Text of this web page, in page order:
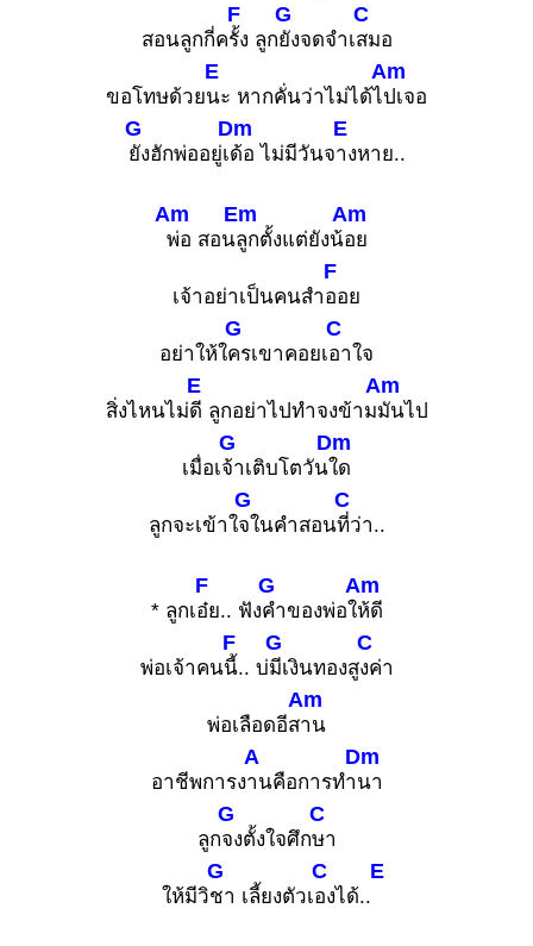
สอนลูกกี่ค
F
รั้ง ลูก
G
ยังจดจำเ
C
สมอ
ขอโทษด้วย
E
นะ หากคั่นว่าไม่ได้ไ
Am
ปเจอ
G
ยังฮักพ่ออยู่เ
Dm
ด้อ ไม่มีวันจ
E
างหาย..
Am
พ่อ สอน
Em
ลูกตั้งแต่ยังน้
Am
อย
เจ้าอย่าเป็นคนสำ
F
ออย
อย่าให้ใ
G
ครเขาคอยเ
C
อาใจ
สิ่งไหนไม่
E
ดี ลูกอย่าไปทำจงข้าม
Am
มันไป
เมื่อเ
G
จ้าเติบโตวัน
Dm
ใด
ลูกจะเข้าใ
G
จในคำสอน
C
ที่ว่า..
* ลูกเ
F
อ๋ย.. ฟัง
G
คำของพ่อใ
Am
ห้ดี
พ่อเจ้าคน
F
นี้.. บ่
G
มีเงินทองสู
C
งค่า
พ่อเลือดอีส
Am
าน
อาชีพการง
A
านคือการทำ
Dm
นา
ลูก
G
จงตั้งใจศึก
C
ษา
ให้มีวิ
G
ชา เลี้ยงตัวเ
C
องได้..
E